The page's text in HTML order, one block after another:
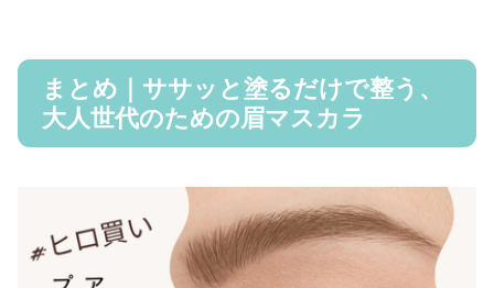
まとめ｜ササッと塗るだけで整う、
大人世代のための眉マスカラ